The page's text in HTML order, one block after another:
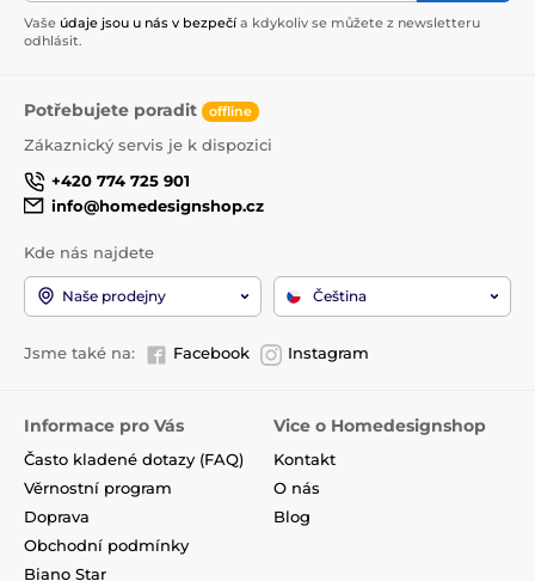
Vaše údaje jsou u nás v bezpečí a kdykoliv se můžete z newsletteru
odhlásit.
Potřebujete poradit offline
Zákaznický servis je k dispozici
+420 774 725 901
info@homedesignshop.cz
Kde nás najdete
Naše prodejny Čeština
Jsme také na: Facebook Instagram
Informace pro Vás
Často kladené dotazy (FAQ)
Věrnostní program
Doprava
Obchodní podmínky
Biano Star
Vice o Homedesignshop
Kontakt
O nás
Blog